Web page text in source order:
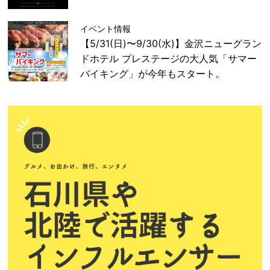
イベント情報
【5/31(日)〜9/30(水)】金沢ニューグラン
ドホテル プレステージの大人気「サマー
バイキング」が今年もスタート。